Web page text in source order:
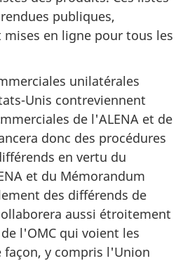
publiques,
en ligne pour tous les
unilatérales
Unis contreviennent
de l'ALENA et de
donc des procédures
en vertu du
et du Mémorandum
des différends de
aussi étroitement
l'OMC qui voient les
façon, y compris l'Union